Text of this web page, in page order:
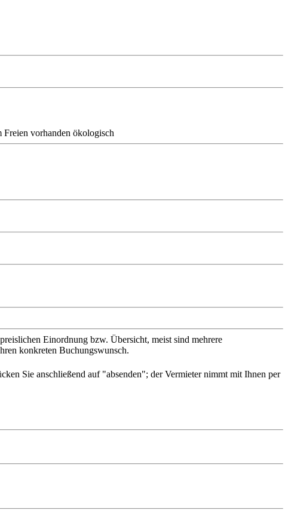
vorhanden ökologisch
Einordnung bzw. Übersicht, meist sind mehrere
konkreten Buchungswunsch.
Sie anschließend auf "absenden"; der Vermieter nimmt mit Ihnen per